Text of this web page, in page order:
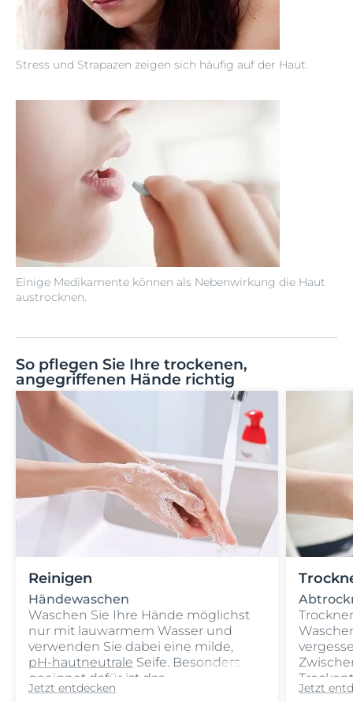
Stress und Strapazen zeigen sich häufig auf der Haut.
Einige Medikamente können als Nebenwirkung die Haut
austrocknen.
So pflegen Sie Ihre trockenen,
angegriffenen Hände richtig
Reinigen
Händewaschen
Waschen Sie Ihre Hände möglichst
nur mit lauwarmem Wasser und
verwenden Sie dabei eine milde,
pH-hautneutrale Seife. Besonders
geeignet dafür ist das
Eucerin pH5 Hand Waschöl
Jetzt entdecken Jetzt